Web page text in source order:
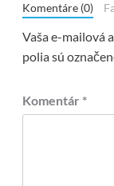
Komentáre (0)
Vaša e-mailová
polia sú
Komentár *